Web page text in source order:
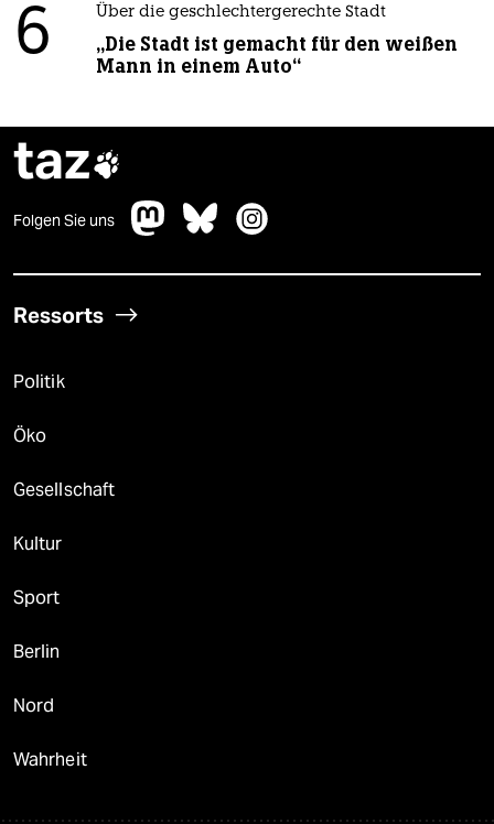
6 Über die geschlechtergerechte Stadt
„Die Stadt ist gemacht für den weißen
Mann in einem Auto“
taz
Folgen Sie uns
Ressorts
Politik
Öko
Gesellschaft
Kultur
Sport
Berlin
Nord
Wahrheit